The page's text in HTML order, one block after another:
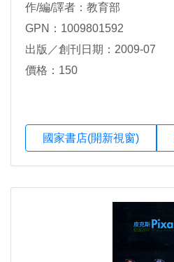
作/編/譯者：教育部
GPN：1009801592
出版／創刊日期：2009-07
價格：150
國家書店(開新視窗)